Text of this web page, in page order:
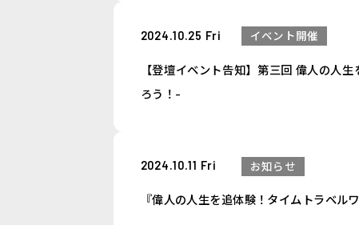
2024.10.25 Fri イベント開催
【登壇イベント告知】第三回 偉人の人
ろう！-
2024.10.11 Fri お知らせ
『偉人の人生を追体験！タイムトラベ